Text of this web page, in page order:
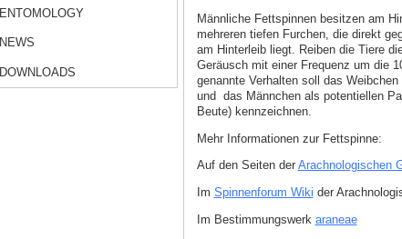
ENTOMOLOGY
NEWS
DOWNLOADS
Männliche Fettspinnen besitzen am
mehreren tiefen Furchen, die direkt
am Hinterleib liegt. Reiben die Tiere
Geräusch mit einer Frequenz um die
genannte Verhalten soll das
und das Männchen als potentiellen
Beute) kennzeichnen.
Mehr Informationen zur Fettspinne:
Auf den Seiten der Arachnologischen
Im Spinnenforum Wiki der
Im Bestimmungswerk araneae